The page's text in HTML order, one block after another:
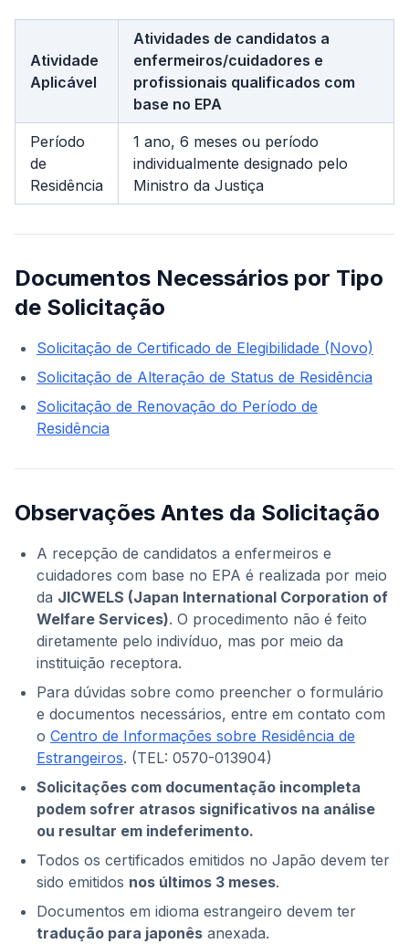
Atividade
Aplicável
Atividades de candidatos a
enfermeiros/cuidadores e
profissionais qualificados com
base no EPA
Período
de
Residência
1 ano, 6 meses ou período
individualmente designado pelo
Ministro da Justiça
Documentos Necessários por Tipo
de Solicitação
Solicitação de Certificado de Elegibilidade (Novo)
Solicitação de Alteração de Status de Residência
Solicitação de Renovação do Período de
Residência
Observações Antes da Solicitação
A recepção de candidatos a enfermeiros e
cuidadores com base no EPA é realizada por meio
da JICWELS (Japan International Corporation of
Welfare Services). O procedimento não é feito
diretamente pelo indivíduo, mas por meio da
instituição receptora.
Para dúvidas sobre como preencher o formulário
e documentos necessários, entre em contato com
o Centro de Informações sobre Residência de
Estrangeiros. (TEL: 0570-013904)
Solicitações com documentação incompleta
podem sofrer atrasos significativos na análise
ou resultar em indeferimento.
Todos os certificados emitidos no Japão devem ter
sido emitidos nos últimos 3 meses.
Documentos em idioma estrangeiro devem ter
tradução para japonês anexada.